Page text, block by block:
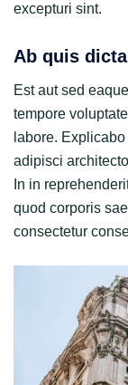
excepturi sint.
Ab quis
Est aut sed
tempore
labore.
adipisci
In in
quod corporis
consectetur